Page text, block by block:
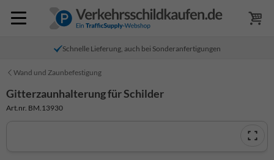
Schnelle Lieferung, auch bei Sonderanfertigungen
Wand und Zaunbefestigung
Gitterzaunhalterung für Schilder
Art.nr. BM.13930